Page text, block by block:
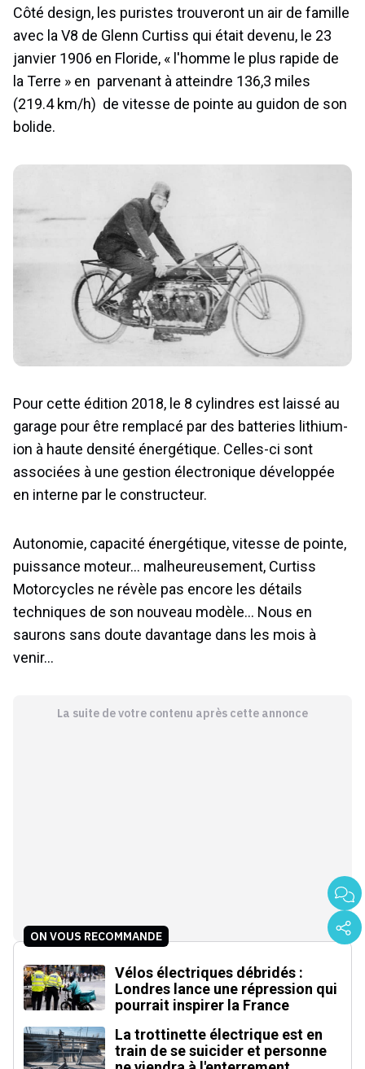
Côté design, les puristes trouveront un air de famille
avec la V8 de Glenn Curtiss qui était devenu, le 23
janvier 1906 en Floride, « l'homme le plus rapide de
la Terre » en parvenant à atteindre 136,3 miles
(219.4 km/h) de vitesse de pointe au guidon de son
bolide.
Pour cette édition 2018, le 8 cylindres est laissé au
garage pour être remplacé par des batteries lithium-
ion à haute densité énergétique. Celles-ci sont
associées à une gestion électronique développée
en interne par le constructeur.
Autonomie, capacité énergétique, vitesse de pointe,
puissance moteur… malheureusement, Curtiss
Motorcycles ne révèle pas encore les détails
techniques de son nouveau modèle… Nous en
saurons sans doute davantage dans les mois à
venir…
La suite de votre contenu après cette annonce
ON VOUS RECOMMANDE
Vélos électriques débridés :
Londres lance une répression qui
pourrait inspirer la France
La trottinette électrique est en
train de se suicider et personne